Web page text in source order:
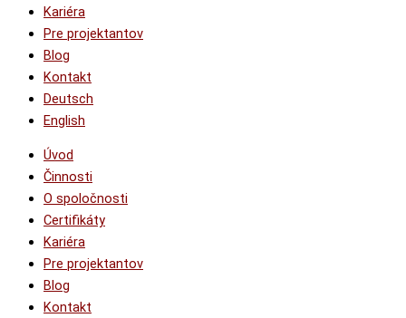
Kariéra
Pre projektantov
Blog
Kontakt
Deutsch
English
Úvod
Činnosti
O spoločnosti
Certifikáty
Kariéra
Pre projektantov
Blog
Kontakt